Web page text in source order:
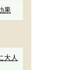
果
大人